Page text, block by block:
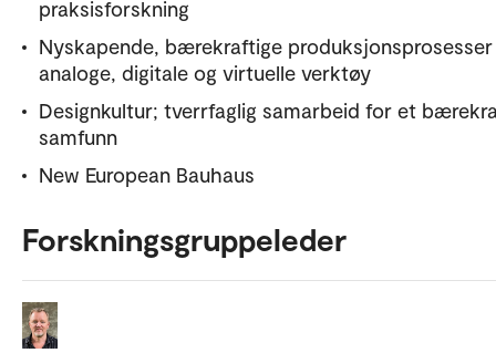
praksisforskning
Nyskapende, bærekraftige
analoge, digitale og virtuelle verktøy
Designkultur; tverrfaglig samarbeid for et
samfunn
New European Bauhaus
Forskningsgruppeleder